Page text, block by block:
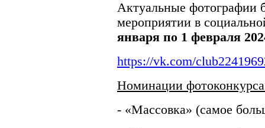
Актуальные фотографии
мероприятии в
января по 1 февраля
https://vk.com/
Номинации
- «Массовка» (самое